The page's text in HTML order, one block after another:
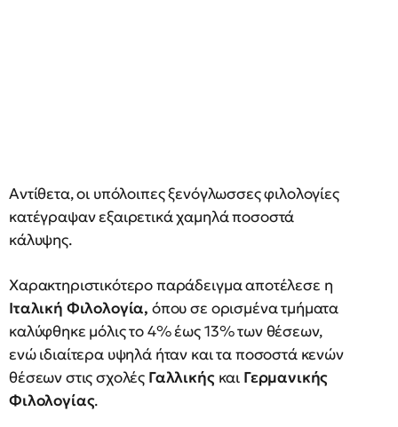
Αντίθετα, οι υπόλοιπες ξενόγλωσσες φιλολογίες
κατέγραψαν εξαιρετικά χαμηλά ποσοστά
κάλυψης.
Χαρακτηριστικότερο παράδειγμα αποτέλεσε η
Ιταλική Φιλολογία, όπου σε ορισμένα τμήματα
καλύφθηκε μόλις το 4% έως 13% των θέσεων,
ενώ ιδιαίτερα υψηλά ήταν και τα ποσοστά κενών
θέσεων στις σχολές Γαλλικής και Γερμανικής
Φιλολογίας.